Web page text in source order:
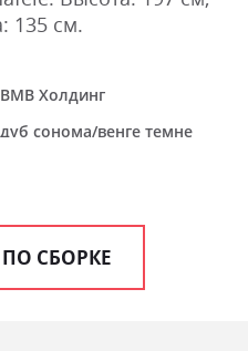
135 см.
ВМВ Холдинг
дуб сонома/венге темне
СБОРКЕ